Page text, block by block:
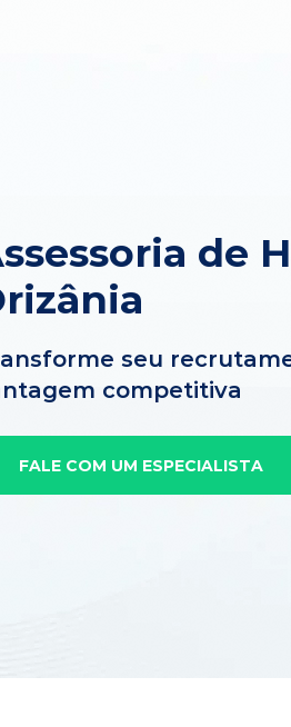
de
seu
competitiva
FALE COM UM ESPECIALISTA